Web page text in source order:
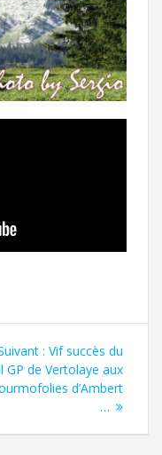
: Vif succès du
GP de Vertolaye aux
d’Ambert
…